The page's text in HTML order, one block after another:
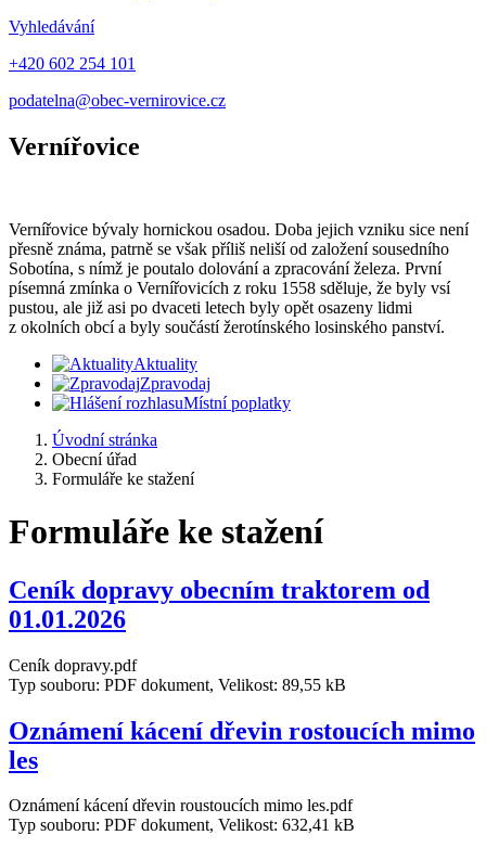
Vyhledávání
+420 602 254 101
podatelna@obec-vernirovice.cz
Vernířovice
Vernířovice bývaly hornickou osadou. Doba jejich vzniku sice není
přesně známa, patrně se však příliš neliší od založení sousedního
Sobotína, s nímž je poutalo dolování a zpracování železa. První
písemná zmínka o Vernířovicích z roku 1558 sděluje, že byly vsí
pustou, ale již asi po dvaceti letech byly opět osazeny lidmi
z okolních obcí a byly součástí žerotínského losinského panství.
Aktuality
Zpravodaj
Místní poplatky
Úvodní stránka
Obecní úřad
Formuláře ke stažení
Formuláře ke stažení
Ceník dopravy obecním traktorem od
01.01.2026
Ceník dopravy.pdf
Typ souboru: PDF dokument, Velikost: 89,55 kB
Oznámení kácení dřevin rostoucích mimo
les
Oznámení kácení dřevin roustoucích mimo les.pdf
Typ souboru: PDF dokument, Velikost: 632,41 kB